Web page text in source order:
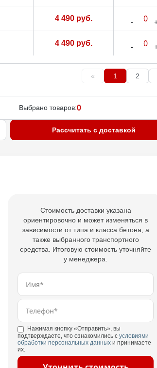
4 490 руб.
4 490 руб.
« 1 2
Выбрано товаров:0
Рассчитать с доставкой
Стоимость доставки указана
ориентировочно и может изменяться в
зависимости от типа и класса бетона, а
также выбранного транспортного
средства. Итоговую стоимость уточняйте
у менеджера.
Нажимая кнопку «Отправить», вы
подтверждаете, что ознакомились с условиями
обработки персональных данных и принимаете
их.